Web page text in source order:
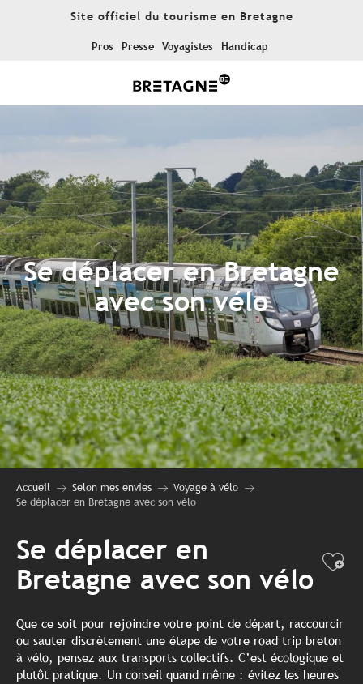
Site officiel du tourisme en Bretagne
Pros Presse Voyagistes Handicap
Se déplacer en Bretagne
avec son vélo
Accueil Selon mes envies
Voyage à vélo
Se déplacer en Bretagne avec son vélo
Se déplacer en
Bretagne avec son vélo
Que ce soit pour rejoindre votre point de départ, raccourcir
ou sauter discrètement une étape de votre road trip breton
à vélo, pensez aux transports collectifs. C’est écologique et
plutôt pratique. Un conseil quand même : évitez les heures